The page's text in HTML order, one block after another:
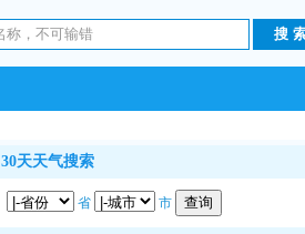
30天天气搜索
省 市